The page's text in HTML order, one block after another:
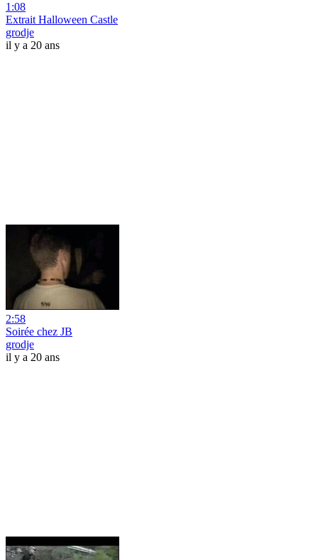
1:08
Extrait Halloween Castle
grodje
il y a 20 ans
2:58
Soirée chez JB
grodje
il y a 20 ans